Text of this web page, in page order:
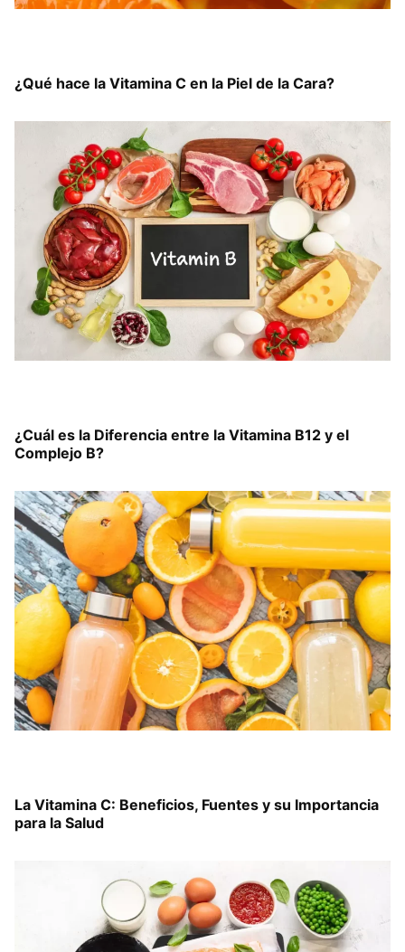
¿Qué hace la Vitamina C en la Piel de la Cara?
¿Cuál es la Diferencia entre la Vitamina B12 y el
Complejo B?
La Vitamina C: Beneficios, Fuentes y su Importancia
para la Salud